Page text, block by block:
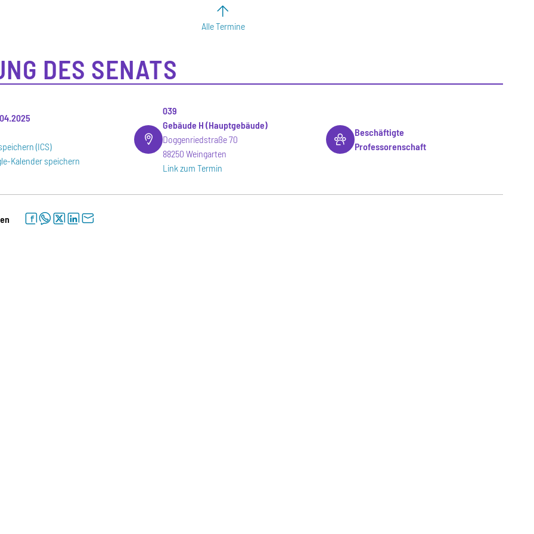
Alle Termine
DES SENATS
(ICS)
Kalender speichern
039
Gebäude H (Hauptgebäude)
Doggenriedstraße 70
88250 Weingarten
Link zum Termin
Beschäftigte
Professorenschaft
facebookwhatsapptwitterlinkedinletter